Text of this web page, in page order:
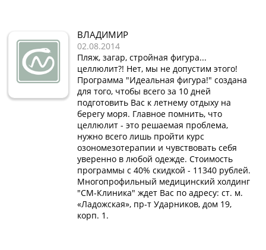
ВЛАДИМИР
02.08.2014
Пляж, загар, стройная фигура...
целлюлит?! Нет, мы не допустим этого!
Программа "Идеальная фигура!" создана
для того, чтобы всего за 10 дней
подготовить Вас к летнему отдыху на
берегу моря. Главное помнить, что
целлюлит - это решаемая проблема,
нужно всего лишь пройти курс
озономезотерапии и чувствовать себя
уверенно в любой одежде. Стоимость
программы с 40% скидкой - 11340 рублей.
Многопрофильный медицинский холдинг
"СМ-Клиника" ждет Вас по адресу: ст. м.
«Ладожская», пр-т Ударников, дом 19,
корп. 1.